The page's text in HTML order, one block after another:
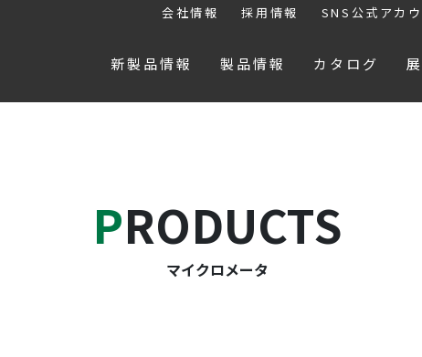
会社情報 採用情報 SNS公式アカ
新製品情報 製品情報 カタログ
PRODUCTS
マイクロメータ